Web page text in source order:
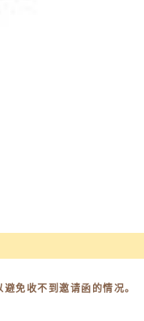
免收不到邀请函的情况。